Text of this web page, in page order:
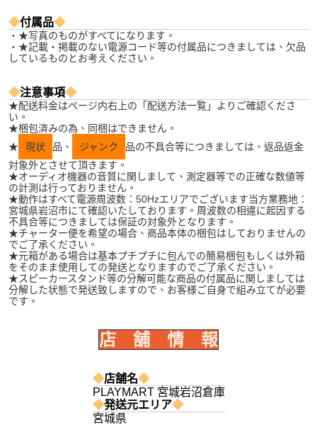
◆付属品◆
・★写真のものがすべてになります。
・★記載・掲載のない電源コード等の付属品につきましては、欠品
しているものとお考えください。
◆注意事項◆
★配送料金はページ内右上の「配送方法一覧」よりご確認くださ
い。
★梱包済みの為、同梱はできません。
★
現状 品、 ジャンク
品の不具合等につきましては、返品返金
対象外とさせて頂きます。
★オーディオ機器の音質に関しまして、測定器等での正確な数値等
の計測は行っておりません。
★動作はすべて電源周波数：50Hzエリアでございます当方業務地：
宮城県岩沼市にて確認いたしております。周波数の相違に起因する
不具合等につきましては保証の対象外となります。
★チャーター便を希望の場合、商品本体の梱包はしておりませんの
でご了承ください。
★元箱がある場合は基本プチプチに包んでの簡易梱包もしくは外箱
をそのまま使用しての発送となりますのでご了承ください。
★スピーカースタンド等の分解可能な商品の付属品に関しましては
分解した状態で発送致しますので、お客様ご自身で組み立てが必要
です。
店 舗 情 報
◆店舗名◆
PLAYMART 宮城岩沼倉庫
◆発送元エリア◆
宮城県